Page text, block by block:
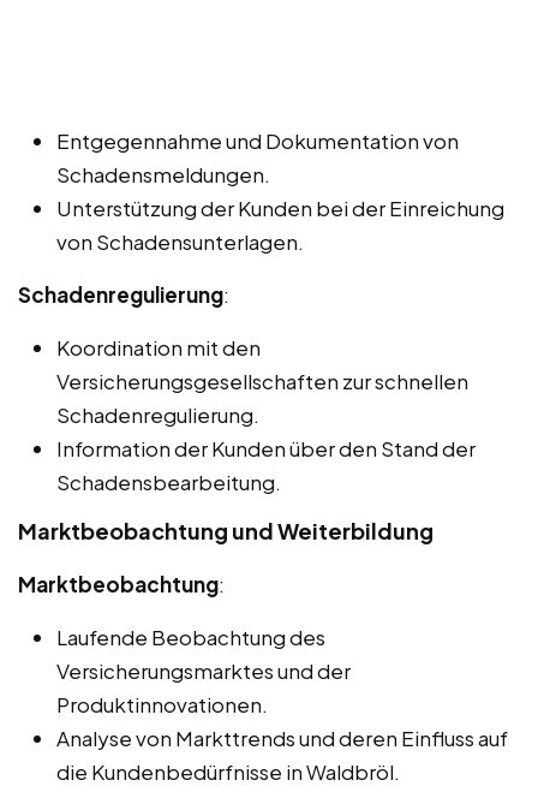
Entgegennahme und Dokumentation von
Schadensmeldungen.
Unterstützung der Kunden bei der Einreichung
von Schadensunterlagen.
Schadenregulierung:
Koordination mit den
Versicherungsgesellschaften zur schnellen
Schadenregulierung.
Information der Kunden über den Stand der
Schadensbearbeitung.
Marktbeobachtung und Weiterbildung
Marktbeobachtung:
Laufende Beobachtung des
Versicherungsmarktes und der
Produktinnovationen.
Analyse von Markttrends und deren Einfluss auf
die Kundenbedürfnisse in Waldbröl.